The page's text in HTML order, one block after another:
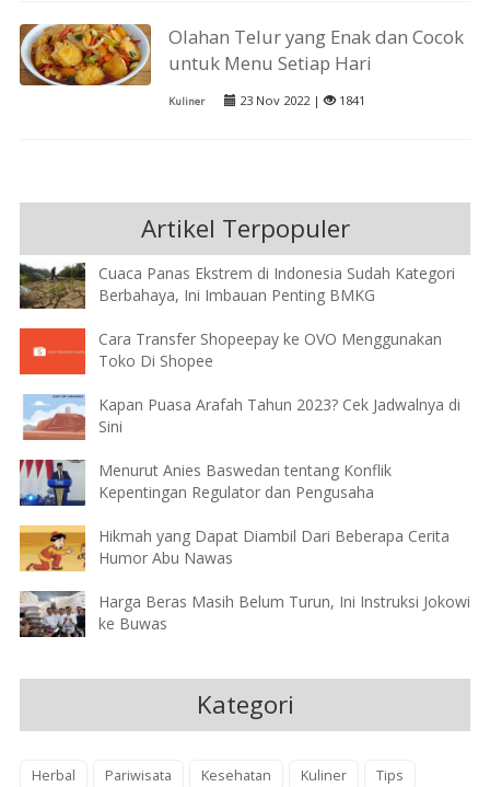
Olahan Telur yang Enak dan Cocok
untuk Menu Setiap Hari
Kuliner 23 Nov 2022 | 1841
Artikel Terpopuler
Cuaca Panas Ekstrem di Indonesia Sudah Kategori
Berbahaya, Ini Imbauan Penting BMKG
Cara Transfer Shopeepay ke OVO Menggunakan
Toko Di Shopee
Kapan Puasa Arafah Tahun 2023? Cek Jadwalnya di
Sini
Menurut Anies Baswedan tentang Konflik
Kepentingan Regulator dan Pengusaha
Hikmah yang Dapat Diambil Dari Beberapa Cerita
Humor Abu Nawas
Harga Beras Masih Belum Turun, Ini Instruksi Jokowi
ke Buwas
Kategori
Herbal Pariwisata Kesehatan Kuliner Tips